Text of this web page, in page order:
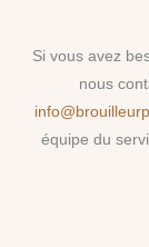
Si vous avez
nous
équipe du